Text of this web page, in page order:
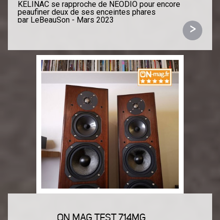
KELINAC se rapproche de NEODIO pour encore
peaufiner deux de ses enceintes phares
par LeBeauSon - Mars 2023
Les modèles concernés sont les remarquables KEL
« NEO » marque le partenariat avec le concepteur
d’électroniques et d'originaux accessoires français
(NEODIO) et non la présence du prophète-combattant
des films des sœurs Wachowski.
Patrice Nicoleau et Stéphane Even ne sont pas
frères, mais deux concepteurs indépendants qui
enrichissent la Hi-Fi française et mondiale de leurs
productions émérites depuis plusieurs décennies
maintenant.
Patrice Nicoleau soigne et peaufine ses enceintes
année après année. Epaulé par le bordelais Stéphane
Even, on pourrait parler de millésime : la collaboration
avec NEODIO donne naissance à un nouveau filtrage.
Le câblage interne est en toute logique du NEODIO
ORIGINE. La rigidification de l’ébénisterie par pistons
>
ON MAG TEST 714MG